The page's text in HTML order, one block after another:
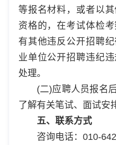
等报名材料，或者以
资格的，在考试体检
有其他违反公开招聘
业单位公开招聘违纪
处理。
(二)应聘人员报名
了解有关笔试、面试安
五、联系方式
咨询电话：010-